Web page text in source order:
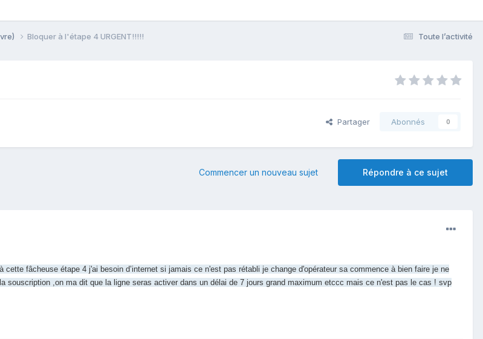
Toute l’activité
Bloquer à l'étape 4 URGENT!!!!!
Partager Abonnés 0
Répondre à ce sujet
Commencer un nouveau sujet
fâcheuse étape 4 j'ai besoin d’internet si jamais ce n'est pas rétabli je change d'opérateur sa commence à bien faire je ne
souscription ,on ma dit que la ligne seras activer dans un délai de 7 jours grand maximum etccc mais ce n'est pas le cas ! svp